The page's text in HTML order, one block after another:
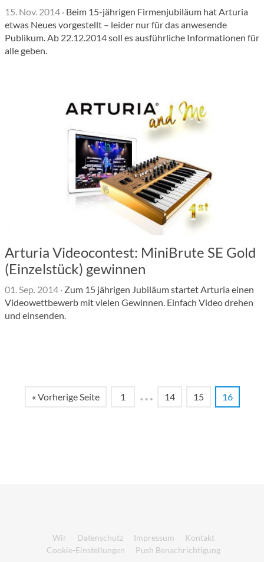
15. Nov. 2014 · Beim 15-jährigen Firmenjubiläum hat Arturia
etwas Neues vorgestellt – leider nur für das anwesende
Publikum. Ab 22.12.2014 soll es ausführliche Informationen für
alle geben.
Arturia Videocontest: MiniBrute SE Gold
(Einzelstück) gewinnen
01. Sep. 2014 · Zum 15 jährigen Jubiläum startet Arturia einen
Videowettbewerb mit vielen Gewinnen. Einfach Video drehen
und einsenden.
« Vorherige Seite 1 … 14 15 16
Wir Datenschutz Impressum
Kontakt
Cookie-Einstellungen
Push Benachrichtigung